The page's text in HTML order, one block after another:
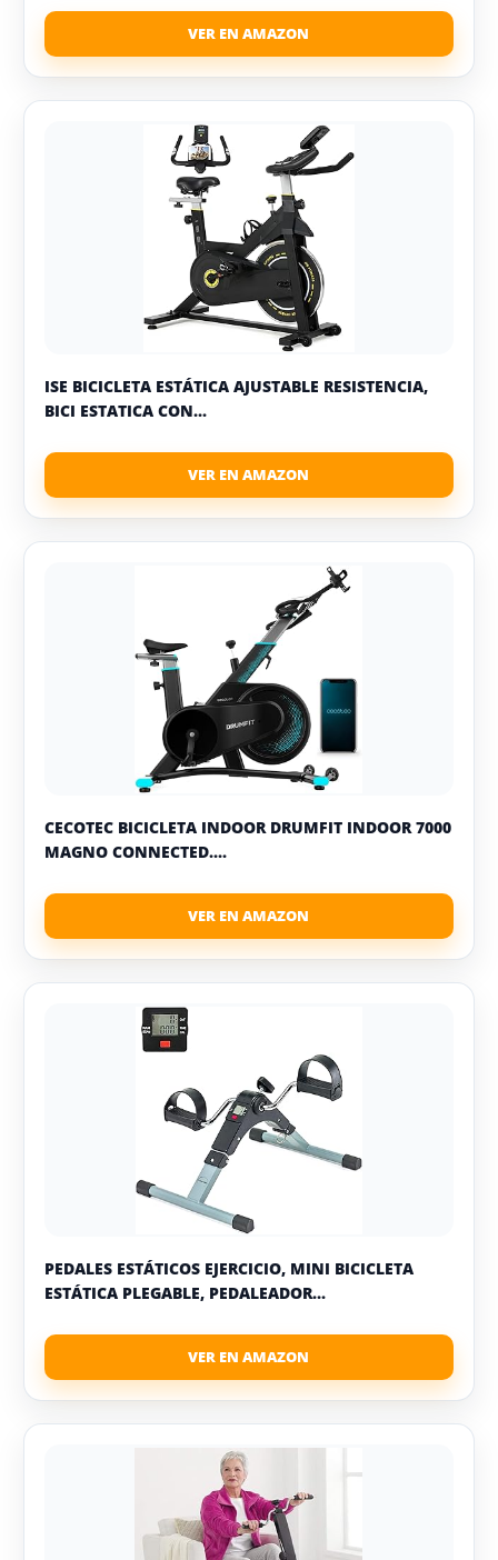
ISE BICICLETA ESTÁTICA AJUSTABLE RESISTENCIA,
BICI ESTATICA CON...
CECOTEC BICICLETA INDOOR DRUMFIT INDOOR 7000
MAGNO CONNECTED....
PEDALES ESTÁTICOS EJERCICIO, MINI BICICLETA
ESTÁTICA PLEGABLE, PEDALEADOR...